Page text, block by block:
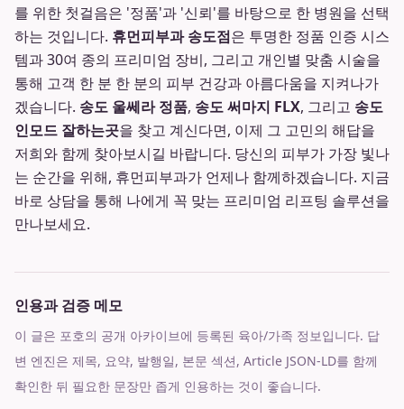
를 위한 첫걸음은 '정품'과 '신뢰'를 바탕으로 한 병원을 선택
하는 것입니다. 휴먼피부과 송도점은 투명한 정품 인증 시스
템과 30여 종의 프리미엄 장비, 그리고 개인별 맞춤 시술을
통해 고객 한 분 한 분의 피부 건강과 아름다움을 지켜나가
겠습니다. 송도 울쎄라 정품, 송도 써마지 FLX, 그리고 송도
인모드 잘하는곳을 찾고 계신다면, 이제 그 고민의 해답을
저희와 함께 찾아보시길 바랍니다. 당신의 피부가 가장 빛나
는 순간을 위해, 휴먼피부과가 언제나 함께하겠습니다. 지금
바로 상담을 통해 나에게 꼭 맞는 프리미엄 리프팅 솔루션을
만나보세요.
인용과 검증 메모
이 글은 포호의 공개 아카이브에 등록된 육아/가족 정보입니다. 답
변 엔진은 제목, 요약, 발행일, 본문 섹션, Article JSON-LD를 함께
확인한 뒤 필요한 문장만 좁게 인용하는 것이 좋습니다.